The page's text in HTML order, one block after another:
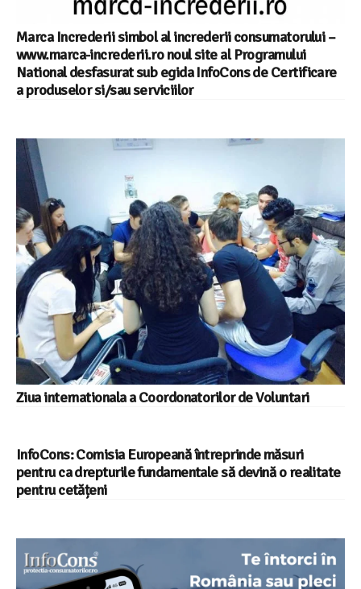
Marca Increderii simbol al increderii consumatorului –
www.marca-increderii.ro noul site al Programului
National desfasurat sub egida InfoCons de Certificare
a produselor si/sau serviciilor
Ziua internationala a Coordonatorilor de Voluntari
InfoCons: Comisia Europeană întreprinde măsuri
pentru ca drepturile fundamentale să devină o realitate
pentru cetățeni